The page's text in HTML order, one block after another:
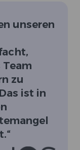
unseren
zu
ist in
“